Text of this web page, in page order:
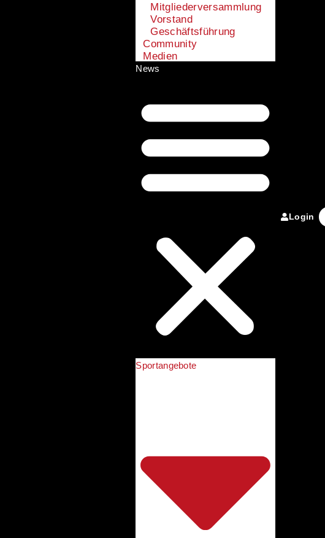
Mitgliederversammlung
Vorstand
Geschäftsführung
Community
Medien
News
Sportangebote
Login